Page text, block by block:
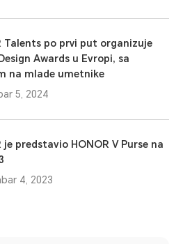
Talents po prvi put organizuje
Awards u Evropi, sa
na mlade umetnike
5, 2024
je predstavio HONOR V Purse na
4, 2023